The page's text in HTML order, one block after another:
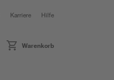
Karriere Hilfe
Warenkorb